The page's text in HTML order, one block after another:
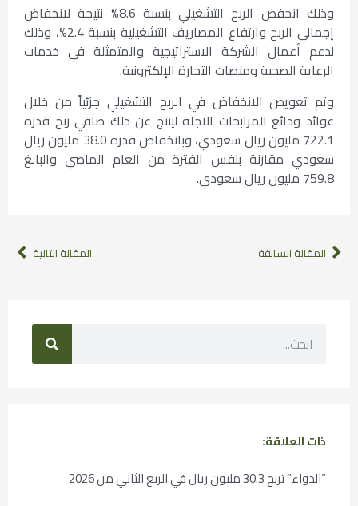
وذلك انخفض الربح التشغيلي بنسبة 8.6% نتيجة لانخفاض
إجمالي الربح وارتفاع المصاريف التشغيلية بنسبة 2.4%، وذلك
لدعم أعمال الشركة الاستراتيجية والمتمثلة في خدمات
الرعاية الصحية ومنصات التجارة الإلكترونية.
وتم تعويض الانخفاض في الربح التشغيلي جزئياً من خلال
عوائد ودائع المرابحات الآجلة لينتج عن ذلك صافي ربح قدره
722.1 مليون ريال سعودي، وبانخفاض قدره 38.0 مليون ريال
سعودي مقارنة بنفس الفترة من العام الماضي والبالغ
759.8 مليون ريال سعودي.
المقالة السابقة المقالة التالية
ذات العلاقة:
“الدواء” تربح 30.3 مليون ريال في الربع الثاني من 2026